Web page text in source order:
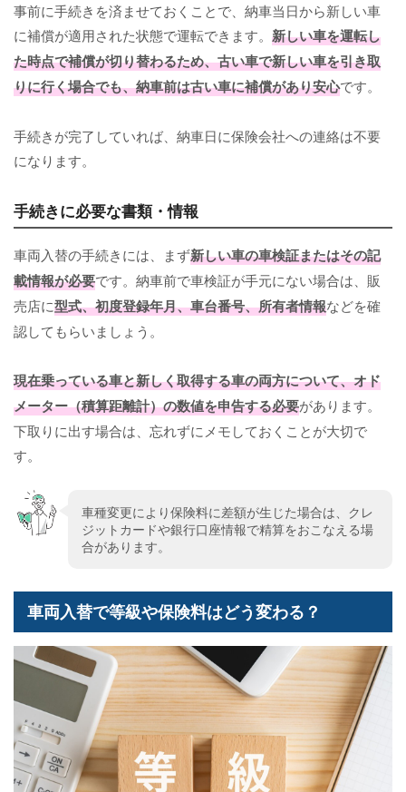
事前に手続きを済ませておくことで、納車当日から新しい車
に補償が適用された状態で運転できます。 新しい車を運転し
た時点で補償が切り替わるため、古い車で新しい車を引き取
りに行く場合でも、納車前は古い車に補償があり安心です。
手続きが完了していれば、納車日に保険会社への連絡は不要
になります。
手続きに必要な書類・情報
車両入替の手続きには、まず新しい車の車検証またはその記
載情報が必要です。納車前で車検証が手元にない場合は、販
売店に型式、初度登録年月、車台番号、所有者情報などを確
認してもらいましょう。
現在乗っている車と新しく取得する車の両方について、オド
メーター（積算距離計）の数値を申告する必要があります。
下取りに出す場合は、忘れずにメモしておくことが大切で
す。
車種変更により保険料に差額が生じた場合は、クレ
ジットカードや銀行口座情報で精算をおこなえる場
合があります。
車両入替で等級や保険料はどう変わる？